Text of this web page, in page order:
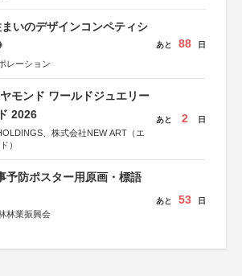
いのデザインコンペティシ
レーション
あと 88 日
モンド ワールドジュエリー
2026
、株式会社NEW ART（エ
）
あと 2 日
予防ポスター用原画・標語
林業振興会
あと 53 日